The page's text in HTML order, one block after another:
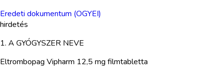
Eredeti dokumentum (OGYEI)
hirdetés
1. A GYÓGYSZER NEVE
Eltrombopag Vipharm 12,5 mg filmtabletta